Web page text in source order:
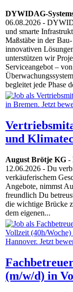
DYWIDAG-
06.08.2026 -
und smarte
Maßstäbe in der
innovativen
unterstützen wir
Serviceangebot –
begleitet jede Phase
und
August Brötje KG -
12.06.2026 - Du
verkäuferischem
Angebote, nimmst
freundlich Du
die wichtige Brücke
dem eigenen...
(m/w/d) in